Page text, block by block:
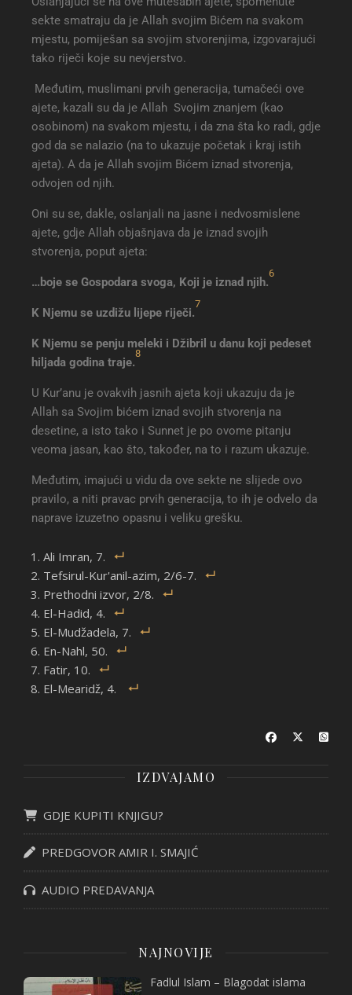
sekte smatraju da je Allah svojim Bićem na svakom
mjestu, pomiješan sa svojim stvorenjima, izgovarajući
tako riječi koje su nevjerstvo.
Međutim, muslimani prvih generacija, tumačeći ove
ajete, kazali su da je Allah Svojim znanjem (kao
osobinom) na svakom mjestu, i da zna šta ko radi, gdje
god da se nalazio (na to ukazuje početak i kraj istih
ajeta). A da je Allah svojim Bićem iznad stvorenja,
odvojen od njih.
Oni su se, dakle, oslanjali na jasne i nedvosmislene
ajete, gdje Allah objašnjava da je iznad svojih
stvorenja, poput ajeta:
…boje se Gospodara svoga, Koji je iznad njih.
6
K Njemu se uzdižu lijepe riječi.
7
K Njemu se penju meleki i Džibril u danu koji pedeset
hiljada godina traje.
8
U Kur’anu je ovakvih jasnih ajeta koji ukazuju da je
Allah sa Svojim bićem iznad svojih stvorenja na
desetine, a isto tako i Sunnet je po ovome pitanju
veoma jasan, kao što, također, na to i razum ukazuje.
Međutim, imajući u vidu da ove sekte ne slijede ovo
pravilo, a niti pravac prvih generacija, to ih je odvelo da
naprave izuzetno opasnu i veliku grešku.
Ali Imran, 7.
Tefsirul-Kur'anil-azim, 2/6-7.
Prethodni izvor, 2/8.
El-Hadid, 4.
El-Mudžadela, 7.
En-Nahl, 50.
Fatir, 10.
El-Mearidž, 4.
IZDVAJAMO
GDJE KUPITI KNJIGU?
PREDGOVOR AMIR I. SMAJIĆ
AUDIO PREDAVANJA
NAJNOVIJE
Fadlul Islam – Blagodat islama